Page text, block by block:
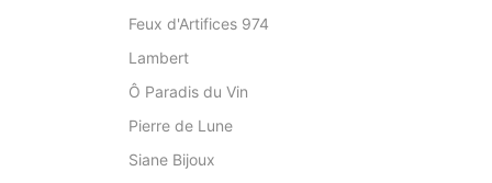
Feux d'Artifices 974
Lambert
Ô Paradis du Vin
Pierre de Lune
Siane Bijoux